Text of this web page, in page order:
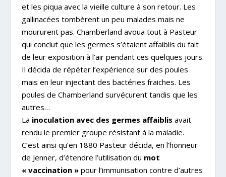
et les piqua avec la vieille culture à son retour. Les
gallinacées tombèrent un peu malades mais ne
moururent pas. Chamberland avoua tout à Pasteur
qui conclut que les germes s’étaient affaiblis du fait
de leur exposition à l’air pendant ces quelques jours.
Il décida de répéter l’expérience sur des poules
mais en leur injectant des bactéries fraiches. Les
poules de Chamberland survécurent tandis que les
autres…
La inoculation avec des germes affaiblis avait
rendu le premier groupe résistant à la maladie.
C’est ainsi qu’en 1880 Pasteur décida, en l’honneur
de Jenner, d’étendre l’utilisation du mot
« vaccination »pour l’immunisation contre d’autres